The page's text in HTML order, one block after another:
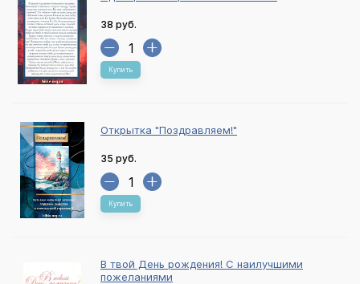
38 руб.
Купить
Открытка "Поздравляем!"
35 руб.
Купить
В твой День рождения! С наилучшими
пожеланиями